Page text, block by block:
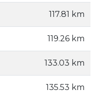
117.81 km
119.26 km
133.03 km
135.53 km